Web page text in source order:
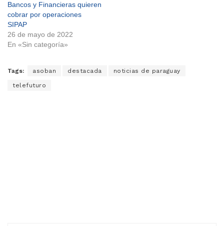
Bancos y Financieras quieren
cobrar por operaciones
SIPAP
26 de mayo de 2022
En «Sin categoría»
Tags: asoban destacada noticias de paraguay
telefuturo